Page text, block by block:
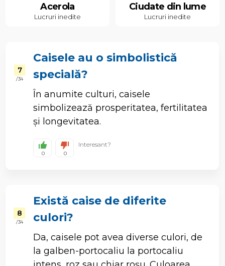
Acerola
Lucruri inedite
Ciudate din lume
Lucruri inedite
7
/ 34
Caisele au o simbolistică
specială?
În anumite culturi, caisele
simbolizează prosperitatea, fertilitatea
și longevitatea.
0 0
Interesant?
8
/ 34
Există caise de diferite
culori?
Da, caisele pot avea diverse culori, de
la galben-portocaliu la portocaliu